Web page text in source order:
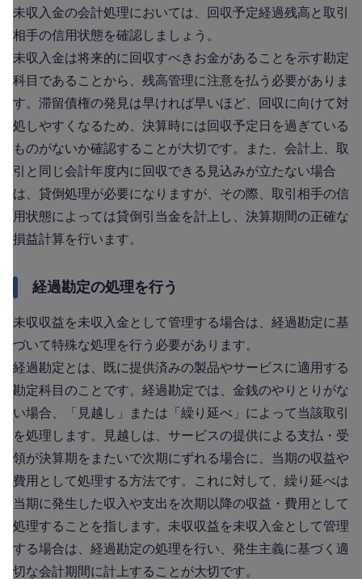
未収入金の会計処理においては、回収予定経過残高と取引
相手の信用状態を確認しましょう。
未収入金は将来的に回収すべきお金があることを示す勘定
科目であることから、残高管理に注意を払う必要がありま
す。滞留債権の発見は早ければ早いほど、回収に向けて対
処しやすくなるため、決算時には回収予定日を過ぎている
ものがないか確認することが大切です。また、会計上、取
引と同じ会計年度内に回収できる見込みが立たない場合
は、貸倒処理が必要になりますが、その際、取引相手の信
用状態によっては貸倒引当金を計上し、決算期間の正確な
損益計算を行います。
経過勘定の処理を行う
未収収益を未収入金として管理する場合は、経過勘定に基
づいて特殊な処理を行う必要があります。
経過勘定とは、既に提供済みの製品やサービスに適用する
勘定科目のことです。経過勘定では、金銭のやりとりがな
い場合、「見越し」または「繰り延べ」によって当該取引
を処理します。見越しは、サービスの提供による支払・受
領が決算期をまたいで次期にずれる場合に、当期の収益や
費用として処理する方法です。これに対して、繰り延べは
当期に発生した収入や支出を次期以降の収益・費用として
処理することを指します。未収収益を未収入金として管理
する場合は、経過勘定の処理を行い、発生主義に基づく適
切な会計期間に計上することが大切です。